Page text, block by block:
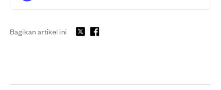
Bagikan artikel ini